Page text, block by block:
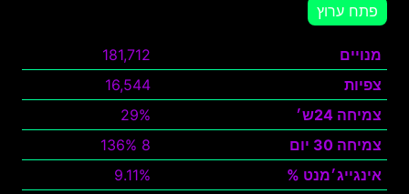
פתח ערוץ
מנויים
181,712
צפיות
16,544
צמיחה 24ש׳
29%
צמיחה 30 יום
8 136%
אינגייג׳מנט %
9.11%